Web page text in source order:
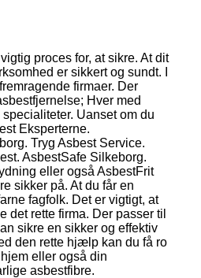
proces for, at sikre. At dit
er sikkert og sundt. I
firmaer. Der
Hver med
Uanset om du
Eksperterne.
Tryg Asbest Service.
AsbestSafe Silkeborg.
eller også AsbestFrit
sikker på. At du får en
fagfolk. Det er vigtigt, at
det rette firma. Der passer til
sikre en sikker og effektiv
den rette hjælp kan du få ro
eller også din
asbestfibre.